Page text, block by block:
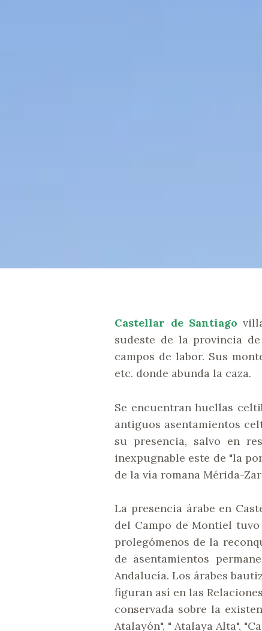
Castellar de Santiago
sudeste de la provincia
campos de labor. Sus
etc. donde abunda la caza.
Se encuentran huellas
antiguos asentamientos
su presencia, salvo en
inexpugnable este de "la
de la vía romana Mérida-
La presencia árabe en
del Campo de Montiel
prolegómenos de la
de asentamientos
Andalucía. Los árabes
figuran así en las
conservada sobre la
Atalayón", " Atalaya Alta",